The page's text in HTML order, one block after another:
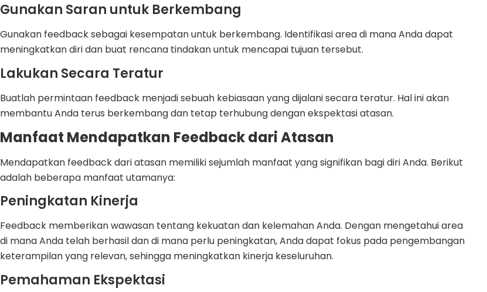
Gunakan Saran untuk Berkembang
Gunakan feedback sebagai kesempatan untuk berkembang. Identifikasi area di mana Anda dapat
meningkatkan diri dan buat rencana tindakan untuk mencapai tujuan tersebut.
Lakukan Secara Teratur
Buatlah permintaan feedback menjadi sebuah kebiasaan yang dijalani secara teratur. Hal ini akan
membantu Anda terus berkembang dan tetap terhubung dengan ekspektasi atasan.
Manfaat Mendapatkan Feedback dari Atasan
Mendapatkan feedback dari atasan memiliki sejumlah manfaat yang signifikan bagi diri Anda. Berikut
adalah beberapa manfaat utamanya:
Peningkatan Kinerja
Feedback memberikan wawasan tentang kekuatan dan kelemahan Anda. Dengan mengetahui area
di mana Anda telah berhasil dan di mana perlu peningkatan, Anda dapat fokus pada pengembangan
keterampilan yang relevan, sehingga meningkatkan kinerja keseluruhan.
Pemahaman Ekspektasi